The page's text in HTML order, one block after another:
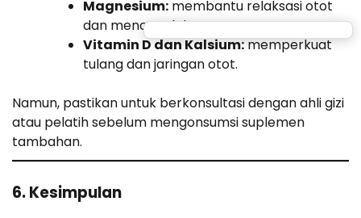
Magnesium: membantu relaksasi otot
dan mencegah kram.
Vitamin D dan Kalsium:memperkuat
tulang dan jaringan otot.
Namun, pastikan untuk berkonsultasi dengan ahli gizi
atau pelatih sebelum mengonsumsi suplemen
tambahan.
6. Kesimpulan